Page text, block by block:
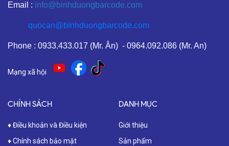
Email : info@binhduongbarcode.com
quocan@binhduongbarcode.com
Phone : 0933.433.017 (Mr. Ân) - 0964.092.086 (Mr. An)
Mạng xã hội
CHÍNH SÁCH
♦ Điều khoản và Điều kiện
♦ Chính sách bảo mật
DANH MỤC
Giới thiệu
Sản phẩm